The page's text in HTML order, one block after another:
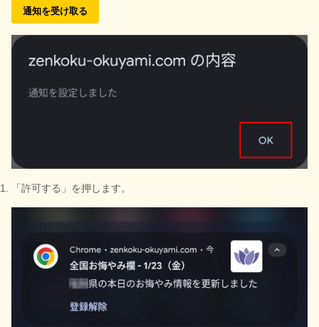
通知を受け取る
「許可する」を押します。